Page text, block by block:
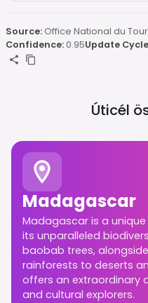
Source: Office National du
Confidence:0.95Update
Úticél
Madagascar
Madagascar is a
its unparalleled
baobab trees,
rainforests to deserts
offers an extraordinary
and cultural explorers.